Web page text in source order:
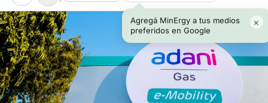
Agregá MinErgy a tus medios
preferidos en Google
×